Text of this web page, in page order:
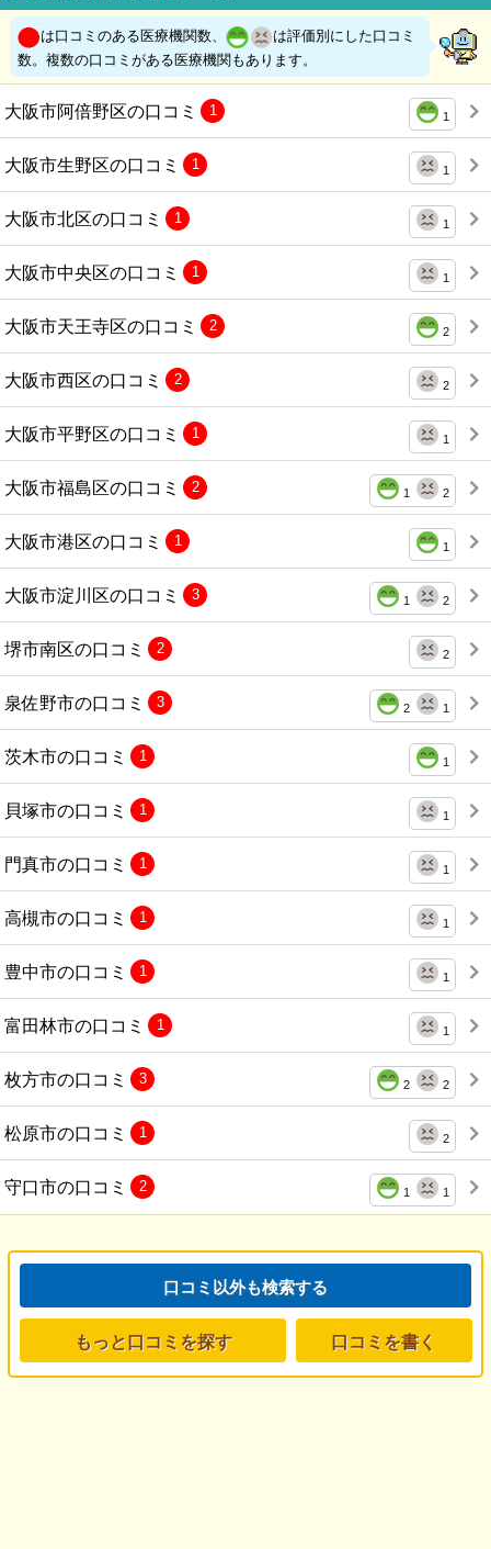
は口コミのある医療機関数、
は評価別にした口コミ
数。複数の口コミがある医療機関もあります。
大阪市阿倍野区の口コミ 1
1
大阪市生野区の口コミ 1
1
大阪市北区の口コミ 1
1
大阪市中央区の口コミ 1
1
大阪市天王寺区の口コミ 2
2
大阪市西区の口コミ 2
2
大阪市平野区の口コミ 1
1
大阪市福島区の口コミ 1 2
2
大阪市港区の口コミ 1
1
大阪市淀川区の口コミ 1 2
3
堺市南区の口コミ 2
2
泉佐野市の口コミ 2 1
3
茨木市の口コミ 1
1
貝塚市の口コミ 1
1
門真市の口コミ 1
1
高槻市の口コミ 1
1
豊中市の口コミ 1
1
富田林市の口コミ 1
1
枚方市の口コミ 2 2
3
松原市の口コミ 2
1
守口市の口コミ 1 1
2
口コミ以外も検索する
もっと口コミを探す 口コミを書く